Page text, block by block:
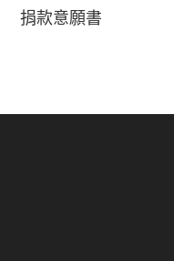
捐款意願書